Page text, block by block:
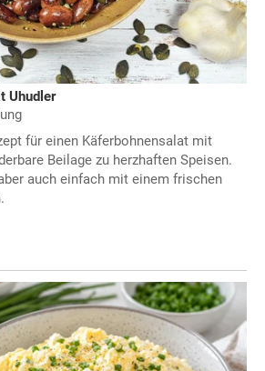
Uhudler
für einen Käferbohnensalat mit
Beilage zu herzhaften Speisen.
auch einfach mit einem frischen